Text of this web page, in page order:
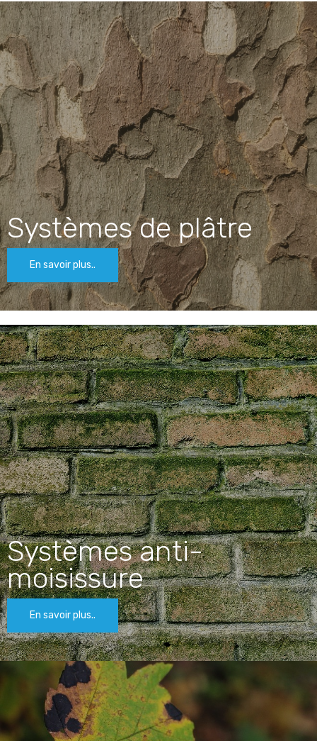
Systèmes de plâtre
En savoir plus..
Systèmes anti-
moisissure
En savoir plus..